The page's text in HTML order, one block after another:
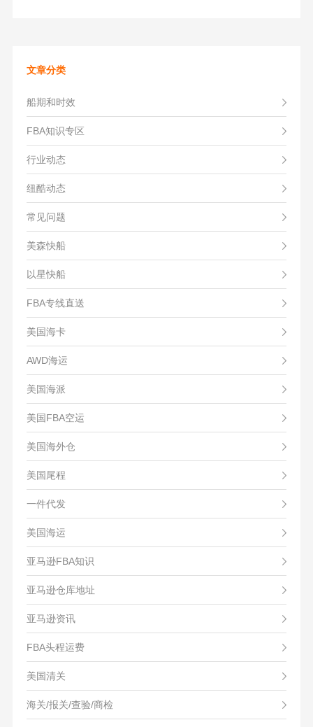
文章分类
船期和时效
FBA知识专区
行业动态
纽酷动态
常见问题
美森快船
以星快船
FBA专线直送
美国海卡
AWD海运
美国海派
美国FBA空运
美国海外仓
美国尾程
一件代发
美国海运
亚马逊FBA知识
亚马逊仓库地址
亚马逊资讯
FBA头程运费
美国清关
海关/报关/查验/商检